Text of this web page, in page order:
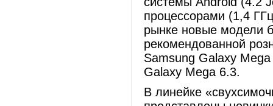
процессорами (1,4
рынке новые модели
рекомендованной
Samsung Galaxy
Galaxy Mega 6.3.
В линейке